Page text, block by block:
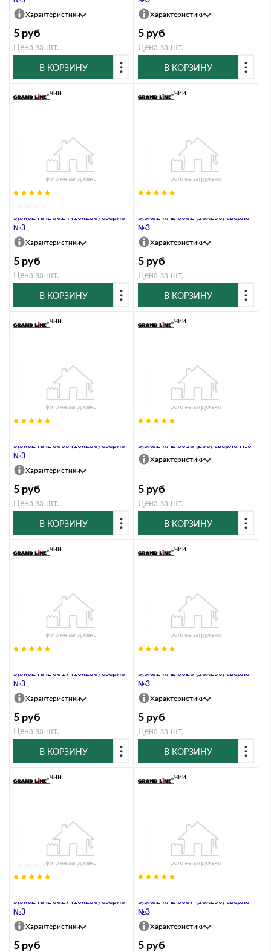
Характеристики
5 руб
Цена за шт.
В КОРЗИНУ
Характеристики
5 руб
Цена за шт.
В КОРЗИНУ
5,5х32 RAL 5024 (10х250) сверло
№3
В наличии
Характеристики
5 руб
Цена за шт.
В КОРЗИНУ
5,5х32 RAL 6002 (10х250) сверло
№3
В наличии
Характеристики
5 руб
Цена за шт.
В КОРЗИНУ
5,5х32 RAL 6005 (10х250) сверло
№3
В наличии
Характеристики
5 руб
Цена за шт.
В КОРЗИНУ
5,5х32 RAL 6018 (250) сверло №3
В наличии
Характеристики
5 руб
Цена за шт.
В КОРЗИНУ
5,5х32 RAL 6019 (10х250) сверло
№3
В наличии
Характеристики
5 руб
Цена за шт.
В КОРЗИНУ
5,5х32 RAL 6026 (10х250) сверло
№3
В наличии
Характеристики
5 руб
Цена за шт.
В КОРЗИНУ
5,5х32 RAL 6029 (10х250) сверло
№3
В наличии
Характеристики
5 руб
5,5х32 RAL 6037 (10х250) сверло
№3
В наличии
Характеристики
5 руб